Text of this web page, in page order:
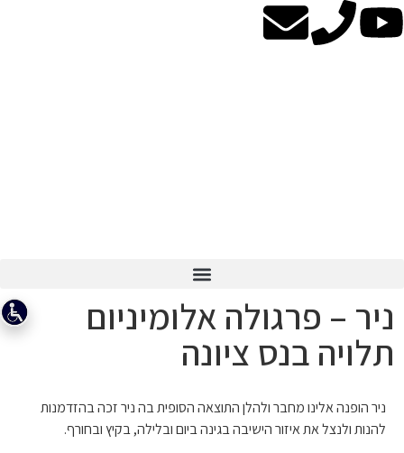
ניר – פרגולה אלומיניום
תלויה בנס ציונה
התמונות
מטה
ניר הופנה אלינו מחבר ולהלן התוצאה הסופית בה ניר זכה בהזדמנות
להנות ולנצל את איזור הישיבה בגינה ביום ובלילה, בקיץ ובחורף.